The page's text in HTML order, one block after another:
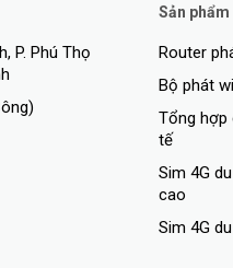
P. Phú Thọ
Sản
Router
Bộ phát
Tổng hợp
tế
Sim 4G
cao
Sim 4G